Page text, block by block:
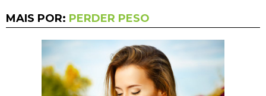
MAIS POR: PERDER PESO